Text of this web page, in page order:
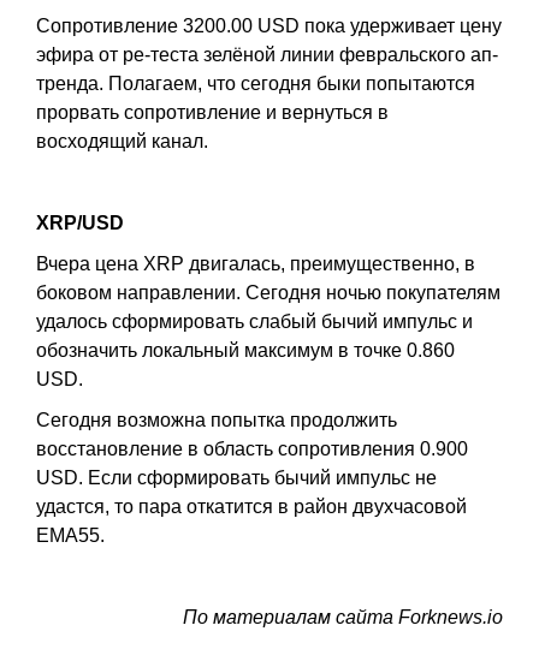
Сопротивление 3200.00 USD пока удерживает цену
эфира от ре-теста зелёной линии февральского ап-
тренда. Полагаем, что сегодня быки попытаются
прорвать сопротивление и вернуться в
восходящий канал.
XRP/USD
Вчера цена XRP двигалась, преимущественно, в
боковом направлении. Сегодня ночью покупателям
удалось сформировать слабый бычий импульс и
обозначить локальный максимум в точке 0.860
USD.
Сегодня возможна попытка продолжить
восстановление в область сопротивления 0.900
USD. Если сформировать бычий импульс не
удастся, то пара откатится в район двухчасовой
EMA55.
По материалам сайта Forknews.io